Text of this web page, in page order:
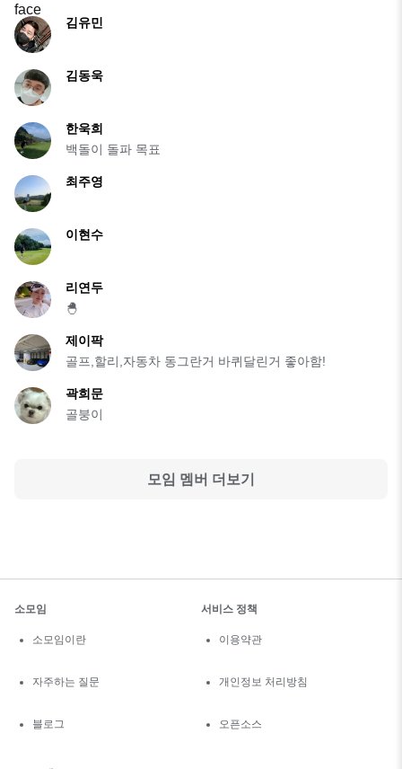
김유민
김동욱
한욱희
백돌이 돌파 목표
최주영
이현수
리연두
🐣
제이팍
골프,할리,자동차 동그란거 바퀴달린거 좋아함!
곽희문
골붕이
모임 멤버 더보기
소모임
소모임이란
자주하는 질문
블로그
서비스 정책
이용약관
개인정보 처리방침
오픈소스